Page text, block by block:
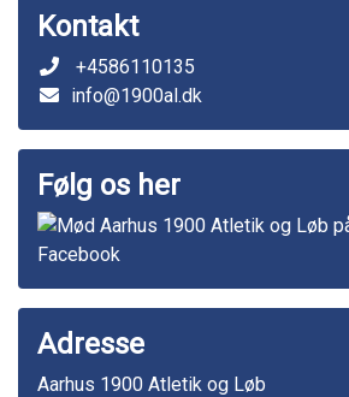
Kontakt
+4586110135
info@1900al.dk
Følg os her
Adresse
Aarhus 1900 Atletik og Løb